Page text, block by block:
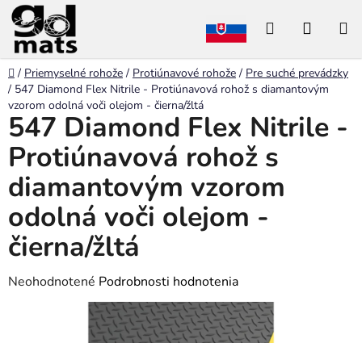
Prejsť
na
obsah
Hľadať
Domov
/ Priemyselné rohože / Protiúnavové rohože / Pre suché prevádzky
/ 547 Diamond Flex Nitrile - Protiúnavová rohož s diamantovým
vzorom odolná voči olejom - čierna/žltá
547 Diamond Flex Nitrile -
Protiúnavová rohož s
diamantovým vzorom
odolná voči olejom -
čierna/žltá
Priemerné
Neohodnotené Podrobnosti hodnotenia